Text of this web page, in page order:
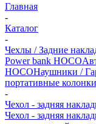
Главная
-
Каталог
-
Чехлы / Задние
Power bank HOCO
HOCOНаушники /
портативные
-
Чехол - задняя
Чехол - задняя